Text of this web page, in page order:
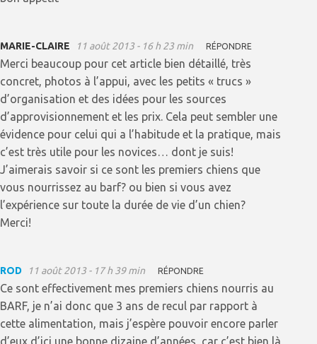
MARIE-CLAIRE 11 août 2013 - 16 h 23 min RÉPONDRE
Merci beaucoup pour cet article bien détaillé, très
concret, photos à l’appui, avec les petits « trucs »
d’organisation et des idées pour les sources
d’approvisionnement et les prix. Cela peut sembler une
évidence pour celui qui a l’habitude et la pratique, mais
c’est très utile pour les novices… dont je suis!
J’aimerais savoir si ce sont les premiers chiens que
vous nourrissez au barf? ou bien si vous avez
l’expérience sur toute la durée de vie d’un chien?
Merci!
ROD 11 août 2013 - 17 h 39 min RÉPONDRE
Ce sont effectivement mes premiers chiens nourris au
BARF, je n’ai donc que 3 ans de recul par rapport à
cette alimentation, mais j’espère pouvoir encore parler
d’eux d’ici une bonne dizaine d’années, car c’est bien là